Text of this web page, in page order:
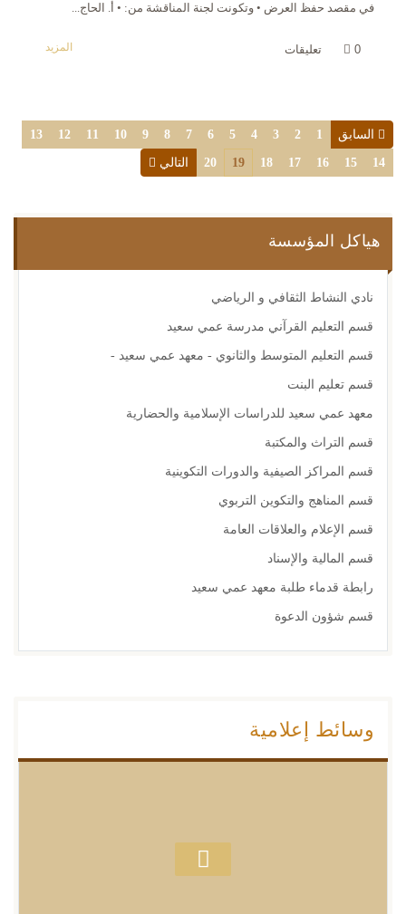
في مقصد حفظ العرض • وتكونت لجنة المناقشة من: • أ. الحاج...
المزيد 0 تعليقات
السابق 1
2
3
4
5
6
7
8
9
10
11
12
13
14
15
16
17
18
19
20 التالي
هياكل المؤسسة
نادي النشاط الثقافي و الرياضي
قسم التعليم القرآني مدرسة عمي سعيد
قسم التعليم المتوسط والثانوي - معهد عمي سعيد -
قسم تعليم البنت
معهد عمي سعيد للدراسات الإسلامية والحضارية
قسم التراث والمكتبة
قسم المراكز الصيفية والدورات التكوينية
قسم المناهج والتكوين التربوي
قسم الإعلام والعلاقات العامة
قسم المالية والإسناد
رابطة قدماء طلبة معهد عمي سعيد
قسم شؤون الدعوة
وسائط إعلامية